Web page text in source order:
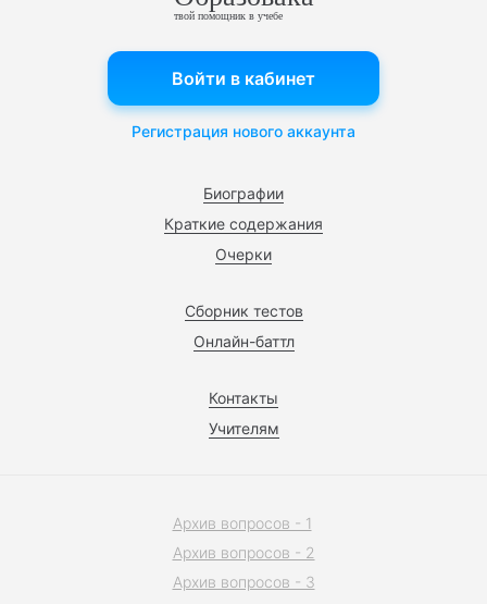
твой помощник в учебе
Биографии
Краткие содержания
Очерки
Сборник тестов
Онлайн-баттл
Контакты
Учителям
Войти в кабинет
Регистрация нового аккаунта
Архив вопросов - 1
Архив вопросов - 2
Архив вопросов - 3